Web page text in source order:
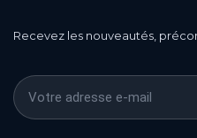
Recevez les nouveautés,